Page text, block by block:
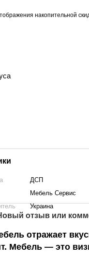
накопительной
ДСП
Мебель Сервис
Украина
отзыв или
отражает
Мебель — это